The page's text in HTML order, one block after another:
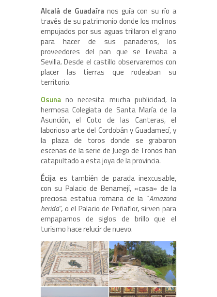
Alcalá de Guadaíranos guía con su río a
través de su patrimonio donde los molinos
empujados por sus aguas trillaron el grano
para hacer de sus panaderos, los
proveedores del pan que se llevaba a
Sevilla. Desde el castillo observaremos con
placer las tierras que rodeaban su
territorio.
Osuna no necesita mucha publicidad, la
hermosa Colegiata de Santa María de la
Asunción, el Coto de las Canteras, el
laborioso arte del Cordobán y Guadamecí, y
la plaza de toros donde se grabaron
escenas de la serie de Juego de Tronos han
catapultado a esta joya de la provincia.
Écija es también de parada inexcusable,
con su Palacio de Benamejí, «casa» de la
preciosa estatua romana de la “Amazona
herida”, o el Palacio de Peñaflor, sirven para
empaparnos de siglos de brillo que el
turismo hace relucir de nuevo.